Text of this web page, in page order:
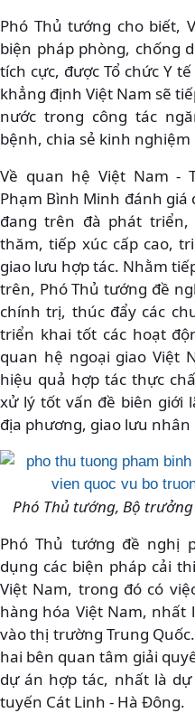
Phó Thủ tướng cho biết,
biện pháp phòng, chống
tích cực, được Tổ chức Y
khẳng định Việt Nam sẽ
nước trong công tác
bệnh, chia sẻ kinh nghiệm
Về quan hệ Việt Nam -
Phạm Bình Minh đánh
đang trên đà phát
thăm, tiếp xúc cấp cao,
giao lưu hợp tác. Nhằm
trên, Phó Thủ tướng đề
chính trị, thúc đẩy các
triển khai tốt các hoạt
quan hệ ngoại giao Việt
hiệu quả hợp tác thực
xử lý tốt vấn đề biên giới
địa phương, giao lưu nhân
Phó Thủ tướng, Bộ
Phó Thủ tướng đề nghị
dụng các biện pháp cải
Việt Nam, trong đó có
hàng hóa Việt Nam, nhất
vào thị trường Trung
hai bên quan tâm giải
dự án hợp tác, nhất là
tuyến Cát Linh - Hà Đông.